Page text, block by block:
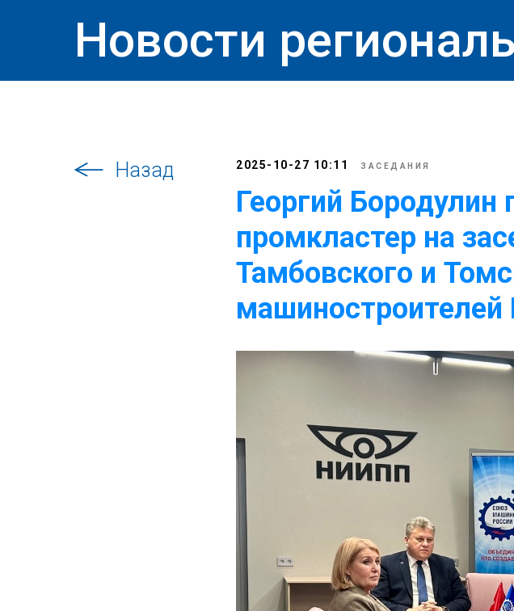
Новости
Назад 2025-10-27 10:11 ЗАСЕДАНИЯ
Георгий
промкластер на
Тамбовского и
машиностроителей